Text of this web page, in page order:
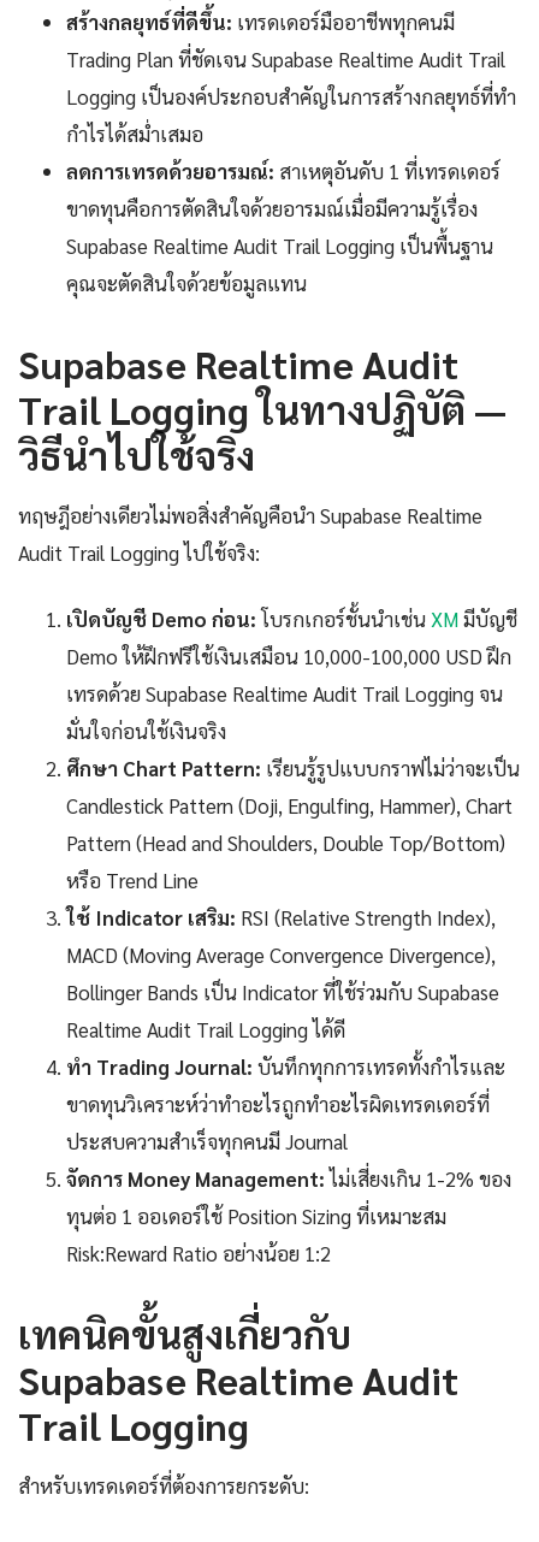
สร้างกลยุทธ์ที่ดีขึ้น: เทรดเดอร์มืออาชีพทุกคนมี
Trading Plan ที่ชัดเจน Supabase Realtime Audit Trail
Logging เป็นองค์ประกอบสำคัญในการสร้างกลยุทธ์ที่ทำ
กำไรได้สม่ำเสมอ
ลดการเทรดด้วยอารมณ์: สาเหตุอันดับ 1 ที่เทรดเดอร์
ขาดทุนคือการตัดสินใจด้วยอารมณ์เมื่อมีความรู้เรื่อง
Supabase Realtime Audit Trail Logging เป็นพื้นฐาน
คุณจะตัดสินใจด้วยข้อมูลแทน
Supabase Realtime Audit
Trail Logging ในทางปฏิบัติ —
วิธีนำไปใช้จริง
ทฤษฎีอย่างเดียวไม่พอสิ่งสำคัญคือนำ Supabase Realtime
Audit Trail Logging ไปใช้จริง:
เปิดบัญชี Demo ก่อน:โบรกเกอร์ชั้นนำเช่น XMมีบัญชี
Demo ให้ฝึกฟรีใช้เงินเสมือน 10,000-100,000 USD ฝึก
เทรดด้วย Supabase Realtime Audit Trail Logging จน
มั่นใจก่อนใช้เงินจริง
ศึกษา Chart Pattern: เรียนรู้รูปแบบกราฟไม่ว่าจะเป็น
Candlestick Pattern (Doji, Engulfing, Hammer), Chart
Pattern (Head and Shoulders, Double Top/Bottom)
หรือ Trend Line
ใช้ Indicator เสริม: RSI (Relative Strength Index),
MACD (Moving Average Convergence Divergence),
Bollinger Bands เป็น Indicator ที่ใช้ร่วมกับ Supabase
Realtime Audit Trail Logging ได้ดี
ทำ Trading Journal: บันทึกทุกการเทรดทั้งกำไรและ
ขาดทุนวิเคราะห์ว่าทำอะไรถูกทำอะไรผิดเทรดเดอร์ที่
ประสบความสำเร็จทุกคนมี Journal
จัดการ Money Management:ไม่เสี่ยงเกิน 1-2% ของ
ทุนต่อ 1 ออเดอร์ใช้ Position Sizing ที่เหมาะสม
Risk:Reward Ratio อย่างน้อย 1:2
เทคนิคขั้นสูงเกี่ยวกับ
Supabase Realtime Audit
Trail Logging
สำหรับเทรดเดอร์ที่ต้องการยกระดับ: